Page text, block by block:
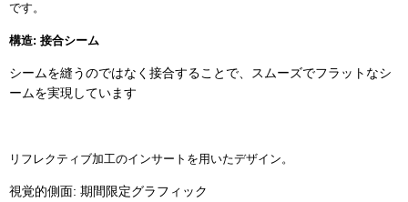
です。
構造: 接合シーム
シームを縫うのではなく接合することで、スムーズでフラットなシ
ームを実現しています
リフレクティブ加工のインサートを用いたデザイン。
視覚的側面: 期間限定グラフィック